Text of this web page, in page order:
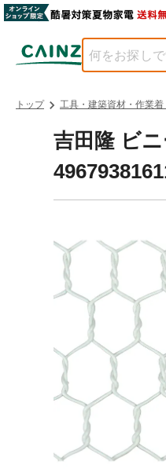
トップ 工具・建築資材・作業
吉田隆 ビ